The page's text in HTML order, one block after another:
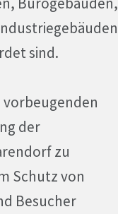
sind.
der
zu
Schutz von
Besucher